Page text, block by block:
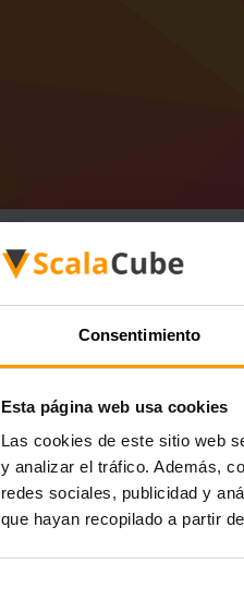
Consentimiento
Esta página web usa cookies
Las cookies de este sitio web
y analizar el tráfico. Además,
redes sociales, publicidad y
que hayan recopilado a partir